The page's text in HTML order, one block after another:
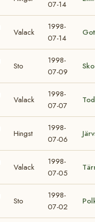
07-14
Valack
1998-
07-14
Sto
1998-
07-09
Valack
1998-
07-07
Hingst
1998-
07-06
Valack
1998-
07-05
Sto
1998-
07-02